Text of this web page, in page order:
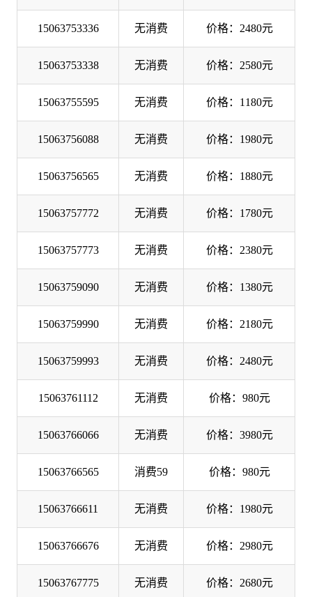
15063753336 无消费 价格：2480元
15063753338 无消费 价格：2580元
15063755595 无消费 价格：1180元
15063756088 无消费 价格：1980元
15063756565 无消费 价格：1880元
15063757772 无消费 价格：1780元
15063757773 无消费 价格：2380元
15063759090 无消费 价格：1380元
15063759990 无消费 价格：2180元
15063759993 无消费 价格：2480元
15063761112 无消费 价格：980元
15063766066 无消费 价格：3980元
15063766565 消费59 价格：980元
15063766611 无消费 价格：1980元
15063766676 无消费 价格：2980元
15063767775 无消费 价格：2680元